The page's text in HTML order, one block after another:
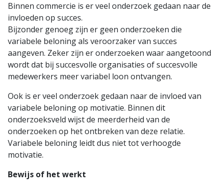
Binnen commercie is er veel onderzoek gedaan naar de
invloeden op succes.
Bijzonder genoeg zijn er geen onderzoeken die
variabele beloning als veroorzaker van succes
aangeven. Zeker zijn er onderzoeken waar aangetoond
wordt dat bij succesvolle organisaties of succesvolle
medewerkers meer variabel loon ontvangen.
Ook is er veel onderzoek gedaan naar de invloed van
variabele beloning op motivatie. Binnen dit
onderzoeksveld wijst de meerderheid van de
onderzoeken op het ontbreken van deze relatie.
Variabele beloning leidt dus niet tot verhoogde
motivatie.
Bewijs of het werkt